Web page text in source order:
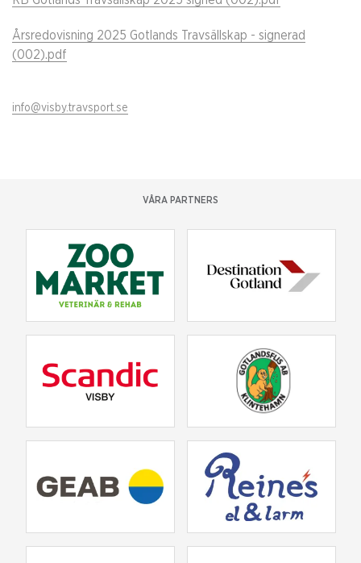
Årsredovisning 2025 Gotlands Travsällskap - signerad
(002).pdf
info@visby.travsport.se
VÅRA PARTNERS